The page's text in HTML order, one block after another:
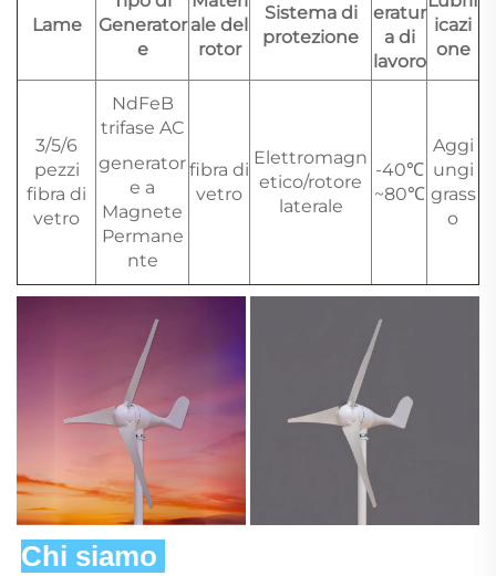
Lame
Generator
e
ale del
rotor
Sistema di
protezione
eratur
a di
lavoro
icazi
one
3/5/6
pezzi
fibra di
vetro
NdFeB
trifase AC
generator
e a
Magnete
Permane
nte
fibra di
vetro
Elettromagn
etico/rotore
laterale
-40℃
~80℃
Aggi
ungi
grass
o
Chi siamo